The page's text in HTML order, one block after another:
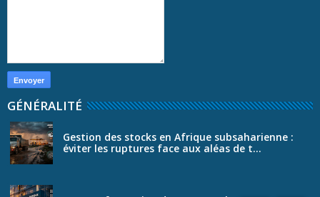
GÉNÉRALITÉ
Gestion des stocks en Afrique subsaharienne :
éviter les ruptures face aux aléas de t...